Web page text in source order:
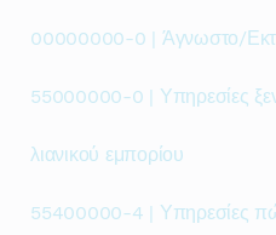
00000000-0 | Άγνωστο/
55000000-0 | Υπηρεσίες
λιανικού εμπορίου
55400000-4 | Υπηρεσίες